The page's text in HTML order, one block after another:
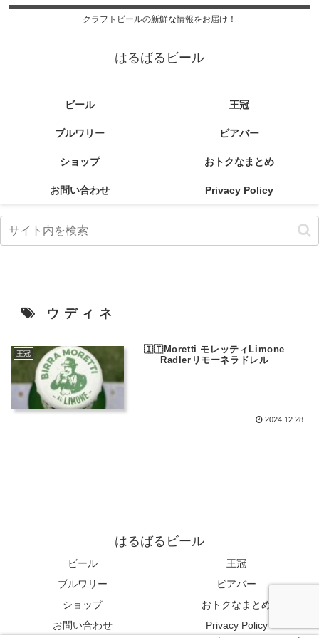
クラフトビールの新鮮な情報をお届け！
はるばるビール
ビール 王冠
ブルワリー ビアバー
ショップ おトクなまとめ
お問い合わせ Privacy Policy
ウディネ
王冠
🇮🇹Moretti モレッティLimone
Radlerリモーネラドレル
2024.12.28
はるばるビール
ビール
王冠
ブルワリー
ビアバー
ショップ
おトクなまとめ
お問い合わせ
Privacy Policy